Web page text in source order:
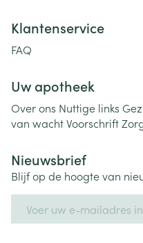
Klantenservice
FAQ
Uw apotheek
Over ons Nuttige links
van wachtVoorschrift
Nieuwsbrief
Blijf op de hoogte van